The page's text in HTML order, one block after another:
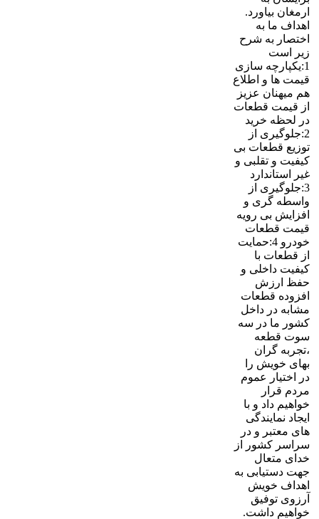
ارمغان بیاورد.
اهداف ما به
اختصار به شرح
زیر است
1:یکپارچه سازی
قیمت ها و اطلاع
هم میهنان عزیز
از قیمت قطعات
در لحظه خرید
2:جلوگیری از
توزیع قطعات بی
کیفیت و تقلبی و
غیر استاندارد
3:جلوگیری از
واسطه گری و
افزایش بی رویه
قیمت قطعات
خودرو 4:حمایت
از قطعات با
کیفیت داخلی و
حفظ ارزش
افزوده قطعات
مشابه در داخل
کشور ما در سه
سوت قطعه
،تجربه گران
بهای خویش را
در اختیار عموم
مردم قرار
خواهیم داد و با
ایجاد نمایندگی
های معتبر و در
سراسر کشور از
خدای متعال
جهت دستیابی به
اهداف خویش
آرزوی توفیق
خواهیم داشت.